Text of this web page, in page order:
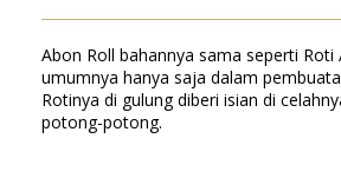
Abon Roll bahannya sama seperti Roti
umumnya hanya saja dalam
Rotinya di gulung diberi isian di
potong-potong.